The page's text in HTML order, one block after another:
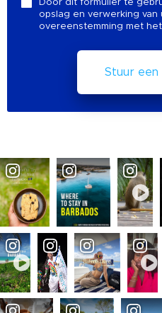
Door dit formulier te
opslag en verwerking van
overeenstemming met het